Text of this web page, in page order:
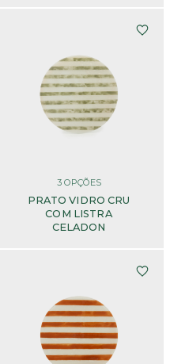
3OPÇÕES
PRATO VIDRO CRU
COM LISTRA
CELADON